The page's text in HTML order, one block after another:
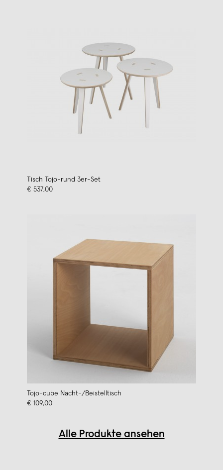
Tisch Tojo-rund 3er-Set
€ 537,00
Tojo-cube Nacht-/Beistelltisch
€ 109,00
Alle Produkte ansehen